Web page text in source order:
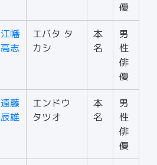
優
江幡
高志
エバタ タ
カシ
本
名
男
性
俳
優
遠藤
辰雄
エンドウ
タツオ
本
名
男
性
俳
優